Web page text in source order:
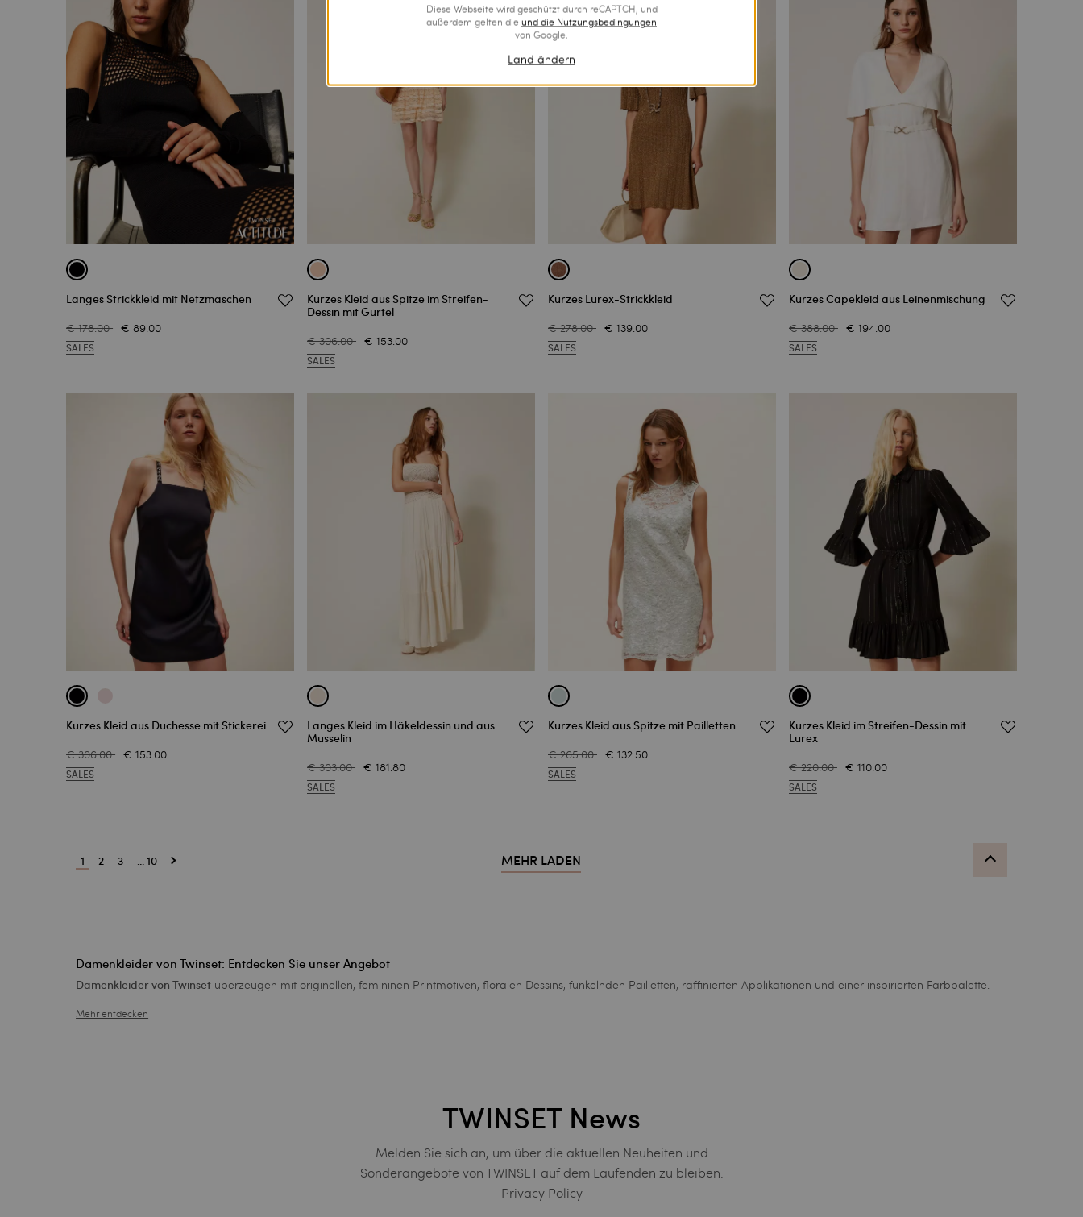
Langes Strickkleid mit Netzmaschen
€ 178.00 € 89.00
SALES
Kurzes Kleid aus Spitze im Streifen-
Dessin mit Gürtel
€ 306.00 € 153.00
SALES
Kurzes Lurex-Strickkleid
€ 278.00 € 139.00
SALES
Kurzes Capekleid aus Leinenmischung
€ 388.00 € 194.00
SALES
Kurzes Kleid aus Duchesse mit Stickerei
€ 306.00 € 153.00
SALES
Langes Kleid im Häkeldessin und aus
Musselin
€ 303.00 € 181.80
SALES
Kurzes Kleid aus Spitze mit Pailletten
€ 265.00 € 132.50
SALES
Kurzes Kleid im Streifen-Dessin mit
Lurex
€ 220.00 € 110.00
SALES
1 2 3 ... 10 MEHR LADEN
Damenkleider von Twinset: Entdecken Sie unser Angebot
Damenkleider von Twinset überzeugen mit originellen, femininen Printmotiven, floralen Dessins, funkelnden Pailletten, raffinierten Applikationen und einer inspirierten Farbpalette.
Mehr entdecken
TWINSET News
Melden Sie sich an, um über die aktuellen Neuheiten und
Sonderangebote von TWINSET auf dem Laufenden zu bleiben.
Privacy Policy
Diese Webseite wird geschützt durch reCAPTCH, und
außerdem gelten die und die Nutzungsbedingungen
von Google.
Land ändern